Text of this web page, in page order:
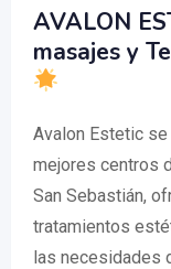
AVALON
masajes y
Avalon Estetic
mejores centros
San Sebastián,
tratamientos
las necesidades